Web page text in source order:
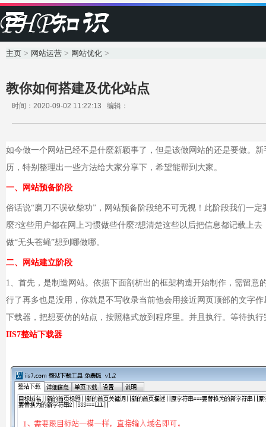
主页 > 网站运营 > 网站优化 >
教你如何搭建及优化站点
时间：2020-09-02 11:22:13 编辑：
如今做一个网站已经不是什麼新颖事了，但是该做网站的还是要做。
历，特别整理出一些方法给大家分享下，希望能帮到大家。
一、网站预备阶段
俗话说“磨刀不误砍柴功”，网站预备阶段绝不可无视！此阶段我们一
麼?这些用户都在网上习惯做些什麼?想清楚这些以后把信息都记载上
做“无头苍蝇”想到哪做哪。
二、网站建立阶段
1、首先，是制造网站。依据下面剖析出的框架构造开始制作，需留意
行了再多也是没用，你就是不写收录当前他会用接近网页顶部的文字
下载器，把想要仿的站点，按照格式放到程序里。并且执行。等待执
IIS7整站下载器